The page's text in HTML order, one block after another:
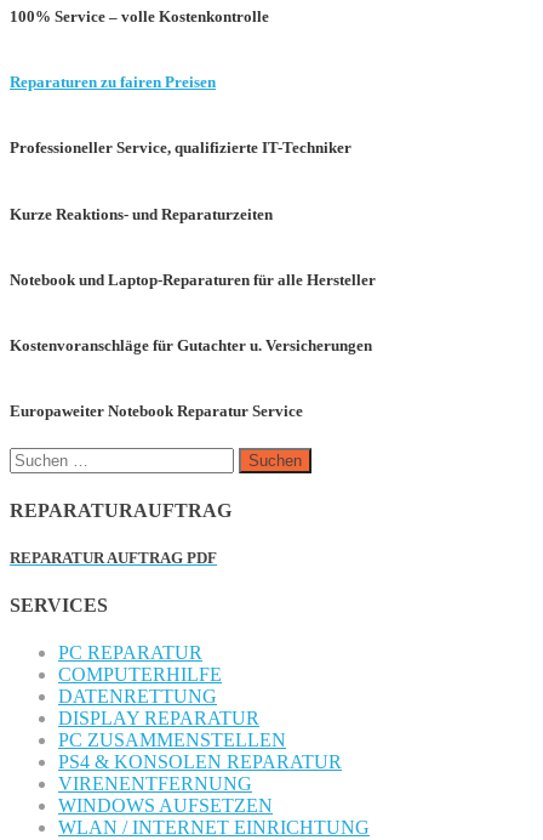
100% Service – volle Kostenkontrolle
Reparaturen zu fairen Preisen
Professioneller Service, qualifizierte IT-Techniker
Kurze Reaktions- und Reparaturzeiten
Notebook und Laptop-Reparaturen für alle Hersteller
Kostenvoranschläge für Gutachter u. Versicherungen
Europaweiter Notebook Reparatur Service
Suchen
nach:
REPARATURAUFTRAG
REPARATUR AUFTRAG PDF
SERVICES
PC REPARATUR
COMPUTERHILFE
DATENRETTUNG
DISPLAY REPARATUR
PC ZUSAMMENSTELLEN
PS4 & KONSOLEN REPARATUR
VIRENENTFERNUNG
WINDOWS AUFSETZEN
WLAN / INTERNET EINRICHTUNG